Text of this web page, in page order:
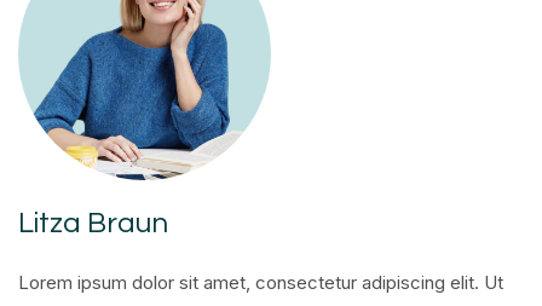
Litza Braun
Lorem ipsum dolor sit amet, consectetur adipiscing elit. Ut